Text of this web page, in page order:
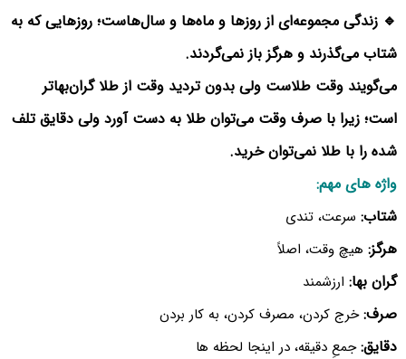
🔹 زندگی مجموعه‌ای از روزها و ماه‌ها و سال‌هاست؛ روزهایی که به
شتاب می‌گذرند و هرگز باز نمی‌گردند.
می‌گویند وقت طلاست ولی بدون تردید وقت از طلا گران‌بهاتر
است؛ زیرا با صرف وقت می‌توان طلا به دست آورد ولی دقایق تلف
شده را با طلا نمی‌توان خرید.
واژه های مهم:
شتاب: سرعت، تندی
هرگز: هیچ وقت، اصلاً
گران بها: ارزشمند
صرف:خرج کردن، مصرف کردن، به کار بردن
دقایق:جمعِ دقیقه، در اینجا لحظه ها